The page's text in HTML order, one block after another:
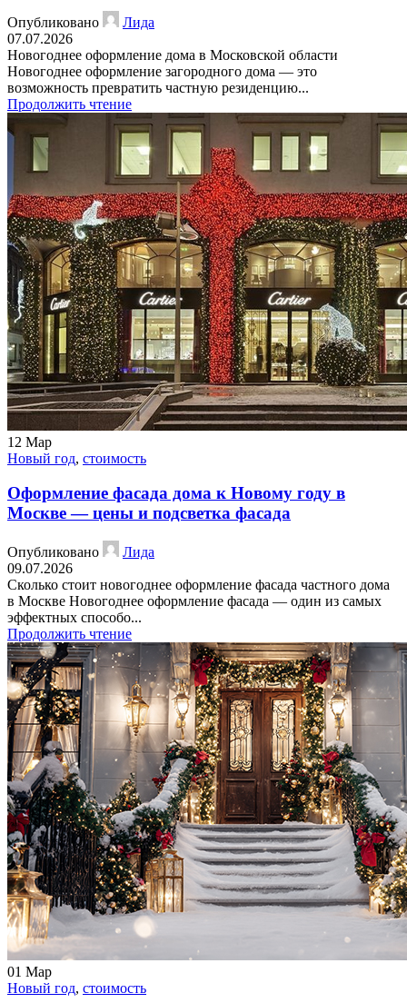
Опубликовано
Лида
07.07.2026
Новогоднее оформление дома в Московской области
Новогоднее оформление загородного дома — это
возможность превратить частную резиденцию...
Продолжить чтение
12 Мар
Новый год, стоимость
Оформление фасада дома к Новому году в
Москве — цены и подсветка фасада
Опубликовано
Лида
09.07.2026
Сколько стоит новогоднее оформление фасада частного дома
в Москве Новогоднее оформление фасада — один из самых
эффектных способо...
Продолжить чтение
01 Мар
Новый год, стоимость